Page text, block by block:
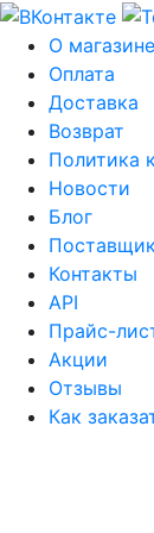
О магазине
Оплата
Доставка
Возврат
Политика
Новости
Блог
Контакты
API
Прайс-
Акции
Отзывы
Как